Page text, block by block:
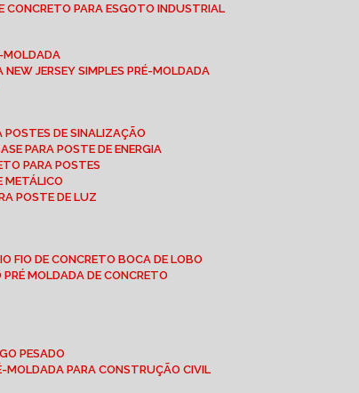
CONCRETO PARA ESGOTO INDUSTRIAL
MOLDADA
NEW JERSEY SIMPLES PRÉ-MOLDADA
POSTES DE SINALIZAÇÃO
BASE PARA POSTE DE ENERGIA
PARA POSTES
METÁLICO
POSTE DE LUZ
FIO DE CONCRETO BOCA DE LOBO
PRÉ MOLDADA DE CONCRETO
PESADO
MOLDADA PARA CONSTRUÇÃO CIVIL